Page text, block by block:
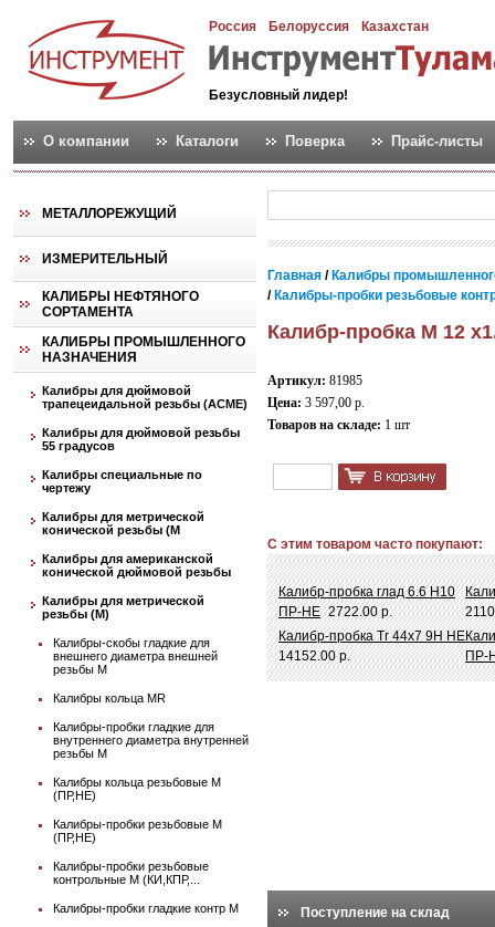
Россия Белоруссия Казахстан
Безусловный лидер!
О компании Каталоги Поверка Прайс-листы
МЕТАЛЛОРЕЖУЩИЙ
ИЗМЕРИТЕЛЬНЫЙ
КАЛИБРЫ НЕФТЯНОГО
СОРТАМЕНТА
КАЛИБРЫ ПРОМЫШЛЕННОГО
НАЗНАЧЕНИЯ
Калибры для дюймовой
трапецеидальной резьбы (АСМЕ)
Калибры для дюймовой резьбы
55 градусов
Калибры специальные по
чертежу
Калибры для метрической
конической резьбы (М
Калибры для американской
конической дюймовой резьбы
Калибры для метрической
резьбы (М)
Калибры-скобы гладкие для
внешнего диаметра внешней
резьбы М
Калибры кольца MR
Калибры-пробки гладкие для
внутреннего диаметра внутренней
резьбы М
Калибры кольца резьбовые М
(ПР,НЕ)
Калибры-пробки резьбовые М
(ПР,НЕ)
Калибры-пробки резьбовые
контрольные М (КИ,КПР,...
Калибры-пробки гладкие контр М
Главная / Калибры
/ Калибры-пробки резьбовые
Калибр-пробка М 12
Артикул: 81985
Цена: 3 597,00 р.
Товаров на складе: 1 шт
С этим товаром часто покупают:
Калибр-пробка глад 6.6 Н10
ПР-НЕ 2722.00 р.
Калибр-пробка Tr 44х7 9H НЕ
14152.00 р.
ПР-
Поступление на склад